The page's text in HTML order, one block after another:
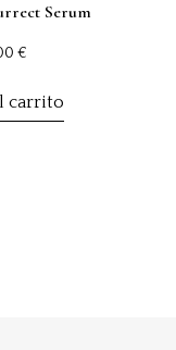
Serum
€
carrito